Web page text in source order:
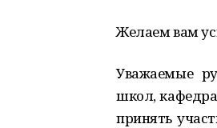
Желаем вам
Уважаемые
школ,
принять